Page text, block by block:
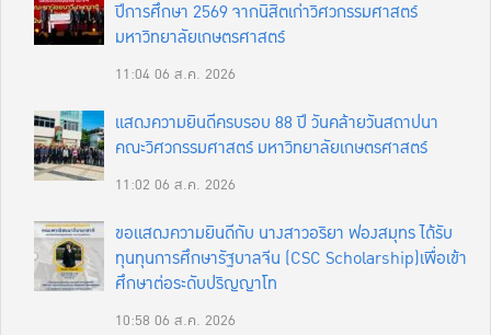
ปีการศึกษา 2569 จากนิสิตเก่าวิศวกรรมศาสตร์
มหาวิทยาลัยเกษตรศาสตร์
11:0406 ส.ค. 2026
แสดงความยินดีครบรอบ 88 ปี วันคล้ายวันสถาปนา
คณะวิศวกรรมศาสตร์ มหาวิทยาลัยเกษตรศาสตร์
11:02 06 ส.ค. 2026
ขอแสดงความยินดีกับ นางสาวอริยา ฟองสมุทร ได้รับ
ทุนทุนการศึกษารัฐบาลจีน (CSC Scholarship)เพื่อเข้า
ศึกษาต่อระดับปริญญาโท
10:58 06 ส.ค. 2026